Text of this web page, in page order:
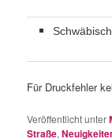
Für Druckfehler
Veröffentlicht unter
Straße,